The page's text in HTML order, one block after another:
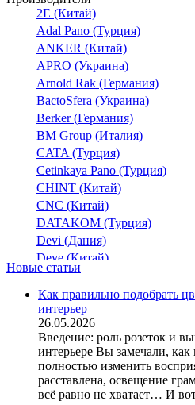
-50...+200 °C(1)
0 °C... +80 °C(2)
0.. +60°С(1)
0...+ 70 °С (4)
0...+40 °C(1)
2E (Китай)
Adal Pano (Турция)
ANKER (Китай)
APRO (Украина)
Arnold Rak (Германия)
BactoSfera (Украина)
Berker (Германия)
BM Group (Италия)
CATA (Турция)
Cetinkaya Pano (Турция)
CHINT (Китай)
CNC (Китай)
DATAKOM (Турция)
Devi (Дания)
Deye (Китай)
DigiTop (Украина)
DKC (Украина)
Dyness (Китай)
E.NEXT (Украина)
EAE Electric
Eastron (Китай)
Eaton (США)
ElectrO (Украина)
Новые статьи
Как правильно подобрать
интерьер
26.05.2026
Введение: роль розеток и
интерьере Вы замечали,
полностью изменить
расставлена, освещение
всё равно не хватает… И